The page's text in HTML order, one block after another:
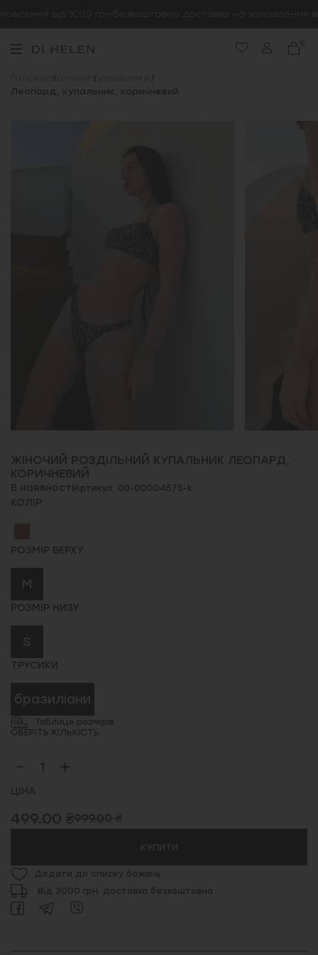
безкоштовна доставка на замовлення
0
Каталог
Купальники
Леопард, купальник, коричневий
ЖІНОЧИЙ РОЗДІЛЬНИЙ КУПАЛЬНИК ЛЕОПАРД,
КОРИЧНЕВИЙ
В наявностіАртикул: 00-00004575-k
КОЛІР
РОЗМІР ВЕРХУ
M
РОЗМІР НИЗУ
S
ТРУСИКИ
бразиліани
Таблиця розмірів
ОБЕРІТЬ КІЛЬКІСТЬ
ЦІНА
499.00 ₴999.00 ₴
КУПИТИ
Додати до списку бажань
Від 3000 грн. доставка безкоштовна